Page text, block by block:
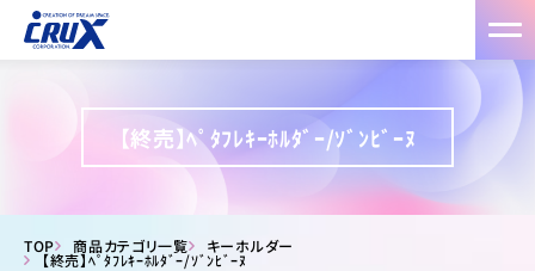
【終売】ﾍﾟﾀﾌﾚｷｰﾎﾙﾀﾞｰ/ｿﾞﾝﾋﾞｰﾇ
TOP 商品カテゴリ一覧 キーホルダー
【終売】ﾍﾟﾀﾌﾚｷｰﾎﾙﾀﾞｰ/ｿﾞﾝﾋﾞｰﾇ